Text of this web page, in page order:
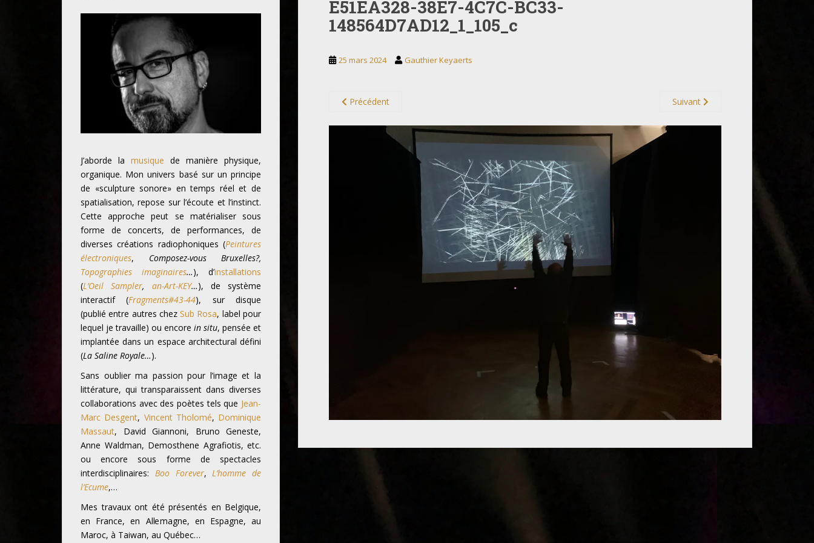
E51EA328-38E7-4C7C-BC33-
148564D7AD12_1_105_c
25 mars 2024 Gauthier Keyaerts
Précédent Suivant
J’aborde la musique de manière physique,
organique. Mon univers basé sur un principe
de «sculpture sonore» en temps réel et de
spatialisation, repose sur l’écoute et l’instinct.
Cette approche peut se matérialiser sous
forme de concerts, de performances, de
diverses créations radiophoniques (Peintures
électroniques, Composez-vous Bruxelles?,
Topographies imaginaires…), d’installations
(L’Oeil Sampler, an-Art-KEY…), de système
interactif (Fragments#43-44), sur disque
(publié entre autres chezSub Rosa, label pour
lequel je travaille) ou encore in situ, pensée et
implantée dans un espace architectural défini
(La Saline Royale…).
Sans oublier ma passion pour l’image et la
littérature, qui transparaissent dans diverses
collaborations avec des poètes tels que Jean-
Marc Desgent, Vincent Tholomé, Dominique
Massaut, David Giannoni, Bruno Geneste,
Anne Waldman, Demosthene Agrafiotis, etc.
ou encore sous forme de spectacles
interdisciplinaires: Boo Forever,L’homme de
l’Ecume,…
Mes travaux ont été présentés en Belgique,
en France, en Allemagne, en Espagne, au
Maroc, à Taiwan, au Québec…